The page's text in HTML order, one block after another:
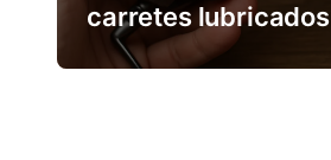
carretes lubricados